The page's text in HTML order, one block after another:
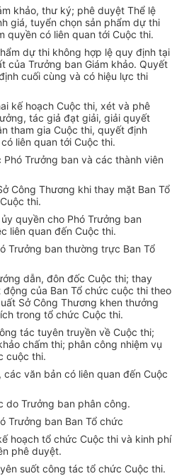
khảo, thư ký; phê duyệt Thể lệ
giá, tuyển chọn sản phẩm dự thi
quyền có liên quan tới Cuộc thi.
dự thi không hợp lệ quy định tại
của Trưởng ban Giám khảo. Quyết
cuối cùng và có hiệu lực thi
kế hoạch Cuộc thi, xét và phê
tác giả đạt giải, giải quyết
tham gia Cuộc thi, quyết định
liên quan tới Cuộc thi.
Trưởng ban và các thành viên
Công Thương khi thay mặt Ban Tổ
thi.
quyền cho Phó Trưởng ban
liên quan đến Cuộc thi.
Trưởng ban thường trực Ban Tổ
dẫn, đôn đốc Cuộc thi; thay
của Ban Tổ chức cuộc thi theo
Sở Công Thương khen thưởng
trong tổ chức Cuộc thi.
tác tuyên truyền về Cuộc thi;
chấm thi; phân công nhiệm vụ
cuộc thi.
văn bản có liên quan đến Cuộc
do Trưởng ban phân công.
Trưởng ban Ban Tổ chức
hoạch tổ chức Cuộc thi và kinh phí
phê duyệt.
suốt công tác tổ chức Cuộc thi.